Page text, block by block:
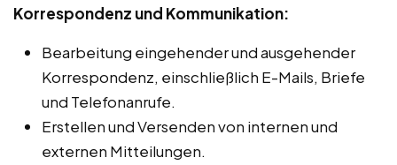
Korrespondenz und Kommunikation:
Bearbeitung eingehender und ausgehender
Korrespondenz, einschließlich E-Mails, Briefe
und Telefonanrufe.
Erstellen und Versenden von internen und
externen Mitteilungen.